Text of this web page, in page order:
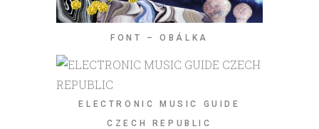
FONT – OBÁLKA
ELECTRONIC MUSIC GUIDE
CZECH REPUBLIC